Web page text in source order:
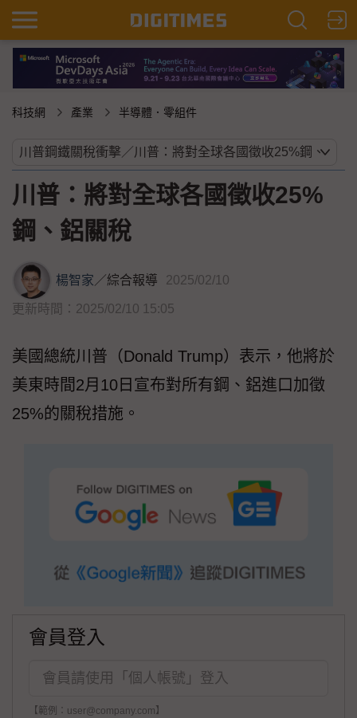
科技網 產業 半導體．零組件
川普：將對全球各國徵收25%
鋼、鋁關稅
楊智家／綜合報導 2025/02/10
更新時間：2025/02/10 15:05
美國總統川普（Donald Trump）表示，他將於
美東時間2月10日宣布對所有鋼、鋁進口加徵
25%的關稅措施。
會員登入
【範例：user@company.com】